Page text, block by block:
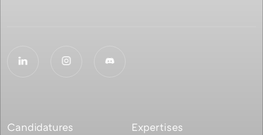
Candidatures Expertises